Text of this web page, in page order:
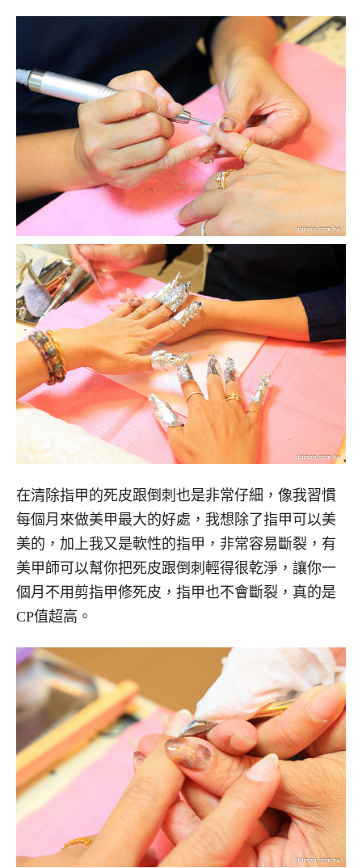
在清除指甲的死皮跟倒刺也是非常仔細，像我習慣
每個月來做美甲最大的好處，我想除了指甲可以美
美的，加上我又是軟性的指甲，非常容易斷裂，有
美甲師可以幫你把死皮跟倒刺輕得很乾淨，讓你一
個月不用剪指甲修死皮，指甲也不會斷裂，真的是
CP值超高。